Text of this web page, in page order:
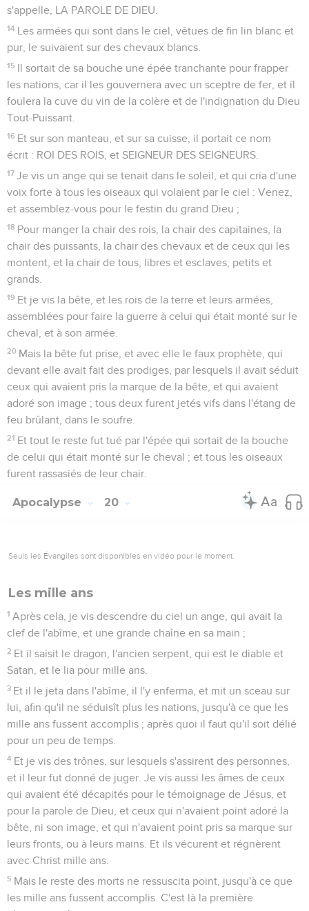
s'appelle, LA PAROLE DE DIEU.
14 Les armées qui sont dans le ciel, vêtues de fin lin blanc et
pur, le suivaient sur des chevaux blancs.
15 Il sortait de sa bouche une épée tranchante pour frapper
les nations, car il les gouvernera avec un sceptre de fer, et il
foulera la cuve du vin de la colère et de l'indignation du Dieu
Tout-Puissant.
16 Et sur son manteau, et sur sa cuisse, il portait ce nom
écrit : ROI DES ROIS, et SEIGNEUR DES SEIGNEURS.
17 Je vis un ange qui se tenait dans le soleil, et qui cria d'une
voix forte à tous les oiseaux qui volaient par le ciel : Venez,
et assemblez-vous pour le festin du grand Dieu ;
18 Pour manger la chair des rois, la chair des capitaines, la
chair des puissants, la chair des chevaux et de ceux qui les
montent, et la chair de tous, libres et esclaves, petits et
grands.
19 Et je vis la bête, et les rois de la terre et leurs armées,
assemblées pour faire la guerre à celui qui était monté sur le
cheval, et à son armée.
20 Mais la bête fut prise, et avec elle le faux prophète, qui
devant elle avait fait des prodiges, par lesquels il avait séduit
ceux qui avaient pris la marque de la bête, et qui avaient
adoré son image ; tous deux furent jetés vifs dans l'étang de
feu brûlant, dans le soufre.
21 Et tout le reste fut tué par l'épée qui sortait de la bouche
de celui qui était monté sur le cheval ; et tous les oiseaux
furent rassasiés de leur chair.
Apocalypse 20
Seuls les Évangiles sont disponibles en vidéo pour le moment.
Les mille ans
1 Après cela, je vis descendre du ciel un ange, qui avait la
clef de l'abîme, et une grande chaîne en sa main ;
2 Et il saisit le dragon, l'ancien serpent, qui est le diable et
Satan, et le lia pour mille ans.
3 Et il le jeta dans l'abîme, il l'y enferma, et mit un sceau sur
lui, afin qu'il ne séduisît plus les nations, jusqu'à ce que les
mille ans fussent accomplis ; après quoi il faut qu'il soit délié
pour un peu de temps.
4 Et je vis des trônes, sur lesquels s'assirent des personnes,
et il leur fut donné de juger. Je vis aussi les âmes de ceux
qui avaient été décapités pour le témoignage de Jésus, et
pour la parole de Dieu, et ceux qui n'avaient point adoré la
bête, ni son image, et qui n'avaient point pris sa marque sur
leurs fronts, ou à leurs mains. Et ils vécurent et régnèrent
avec Christ mille ans.
5 Mais le reste des morts ne ressuscita point, jusqu'à ce que
les mille ans fussent accomplis. C'est là la première